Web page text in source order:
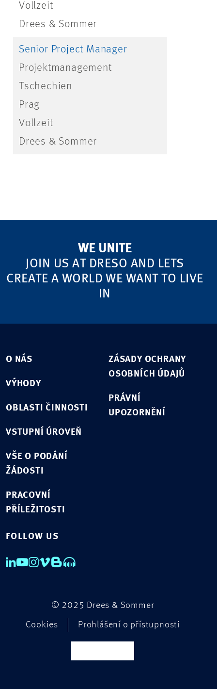
Vollzeit
Drees & Sommer
Senior Project Manager
Projektmanagement
Tschechien
Prag
Vollzeit
Drees & Sommer
WE UNITE
JOIN US AT DRESO AND LETS
CREATE A WORLD WE WANT TO LIVE
IN
O NÁS
VÝHODY
OBLASTI ČINNOSTI
VSTUPNÍ ÚROVEŇ
VŠE O PODÁNÍ
ŽÁDOSTI
PRACOVNÍ
PŘÍLEŽITOSTI
ZÁSADY OCHRANY
OSOBNÍCH ÚDAJŮ
PRÁVNÍ
UPOZORNĚNÍ
FOLLOW US
© 2025 Drees & Sommer
Cookies Prohlášení o přístupnosti